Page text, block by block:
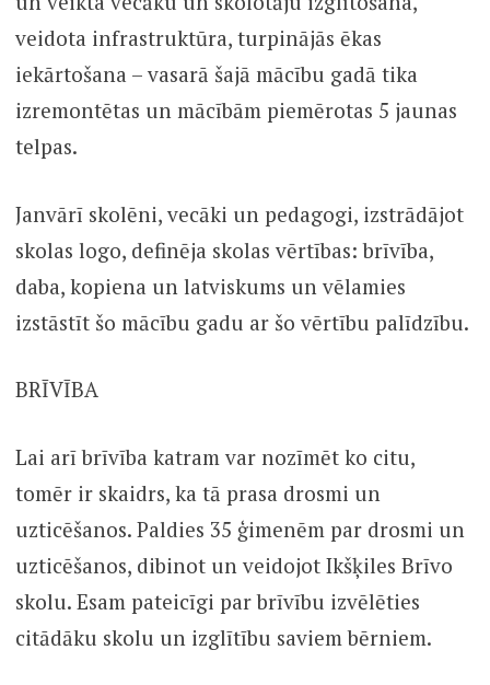
veidota infrastruktūra, turpinājās ēkas
iekārtošana – vasarā šajā mācību gadā tika
izremontētas un mācībām piemērotas 5 jaunas
telpas.
Janvārī skolēni, vecāki un pedagogi, izstrādājot
skolas logo, definēja skolas vērtības: brīvība,
daba, kopiena un latviskums un vēlamies
izstāstīt šo mācību gadu ar šo vērtību palīdzību.
BRĪVĪBA
Lai arī brīvība katram var nozīmēt ko citu,
tomēr ir skaidrs, ka tā prasa drosmi un
uzticēšanos. Paldies 35 ģimenēm par drosmi un
uzticēšanos, dibinot un veidojot Ikšķiles Brīvo
skolu. Esam pateicīgi par brīvību izvēlēties
citādāku skolu un izglītību saviem bērniem.